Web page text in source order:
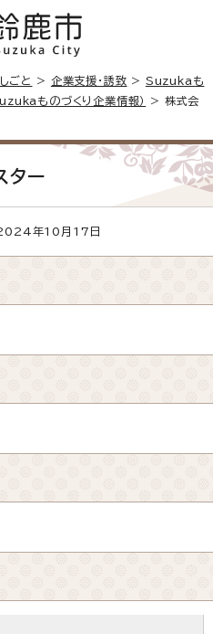
ごと > 企業支援・誘致 > Suzukaも
ものづくり企業情報）
> 株式会
ター
年10月17日